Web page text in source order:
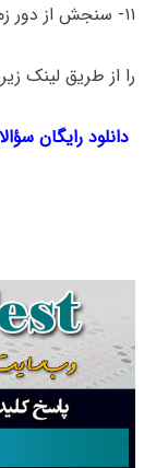
۱۱- سنجش از دور زمین‌­شناختی
را از طریق لینک‌